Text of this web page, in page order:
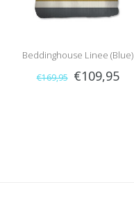
Beddinghouse Linee (Blue)
€169,95 €109,95